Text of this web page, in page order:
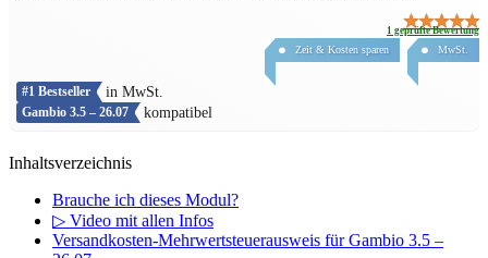
★★★★★
1 geprüfte Bewertung
Zeit & Kosten sparen MwSt.
#1 Bestseller in MwSt.
Gambio 3.5 – 26.07 kompatibel
Inhaltsverzeichnis
Brauche ich dieses Modul?
▷ Video mit allen Infos
Versandkosten-Mehrwertsteuerausweis für Gambio 3.5 –